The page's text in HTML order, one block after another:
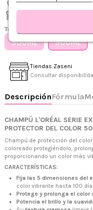
Recíbelo de 1-3
Tamaño
300ML 500ML
Tiendas Zaseni
Consultar
DescripciónFórmulaModo
CHAMPÚ L'ORÉAL SERIE
PROTECTOR DEL COLOR
Champú de protección del
coloreado protegiéndolo,
proporcionando un color más
CARACTERÍSTICAS:
Fija las 5 dimensiones del
color vibrante hasta 100
Protege y prolonga el color
Potencia el brillo y la
+34 968 06 63 44
contacto@zaseni.com
Avenida de los Dolores 32, Murcia